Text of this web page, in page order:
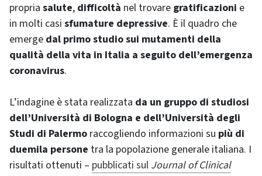
propria salute, difficoltà nel trovare gratificazioni e
in molti casi sfumature depressive. È il quadro che
emerge dal primo studio sui mutamenti della
qualità della vita in Italia a seguito dell’emergenza
coronavirus.
L’indagine è stata realizzata da un gruppo di studiosi
dell’Università di Bologna e dell’Università degli
Studi di Palermo raccogliendo informazioni su più di
duemila persone tra la popolazione generale italiana. I
risultati ottenuti – pubblicati sul Journal of Clinical